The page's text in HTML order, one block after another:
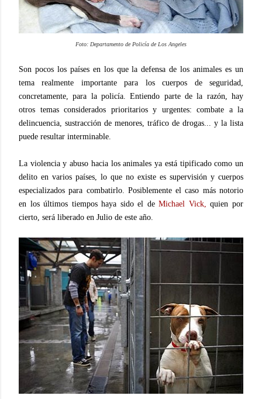
Foto: Departamento de Policía de Los Angeles
Son pocos los países en los que la defensa de los animales es un
tema realmente importante para los cuerpos de seguridad,
concretamente, para la policía. Entiendo parte de la razón, hay
otros temas considerados prioritarios y urgentes: combate a la
delincuencia, sustracción de menores, tráfico de drogas... y la lista
puede resultar interminable.
La violencia y abuso hacia los animales ya está tipificado como un
delito en varios países, lo que no existe es supervisión y cuerpos
especializados para combatirlo. Posiblemente el caso más notorio
en los últimos tiempos haya sido el deMichael Vick, quien por
cierto, será liberado en Julio de este año.